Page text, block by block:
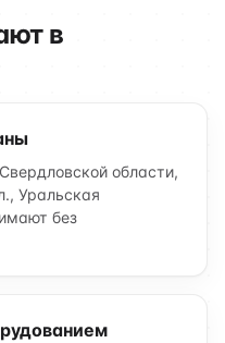
в
области,
Уральская
без